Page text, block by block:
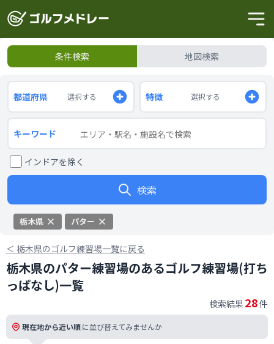
条件検索 地図検索
都道府県 選択する 特徴 選択する
キーワード
インドアを除く
検索
栃木県 パター
＜ 栃木県のゴルフ練習場一覧に戻る
栃木県のパター練習場のあるゴルフ練習場(打ち
っぱなし)一覧
検索結果 28件
現在地から近い順に並び替えてみませんか